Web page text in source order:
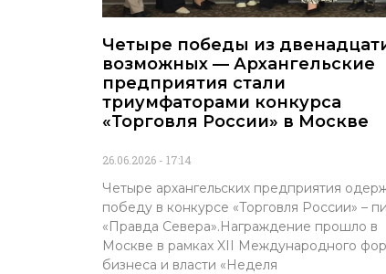
Четыре победы из
возможных — Архангельские
предприятия стали
триумфаторами конкурса
«Торговля России» в Москве
26.06.2026 17:14
Четыре архангельских предприятия
победу в конкурсе «Торговля России» –
«Правда Севера».Награждение прошло в
Москве в рамках XII Международного
бизнеса и власти «Неделя